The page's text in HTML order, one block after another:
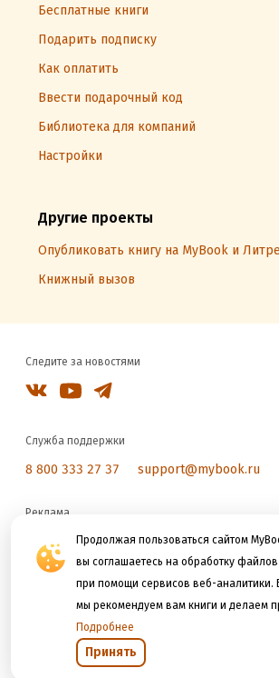
Продолжая пользоваться сайтом
вы соглашаетесь на обработку
при помощи сервисов веб-аналитики.
мы рекомендуем вам книги и делаем
Подробнее
Принять
Бесплатные книги
Подарить подписку
Как оплатить
Ввести подарочный код
Библиотека для компаний
Настройки
Другие проекты
Опубликовать книгу на MyBook и
Книжный вызов
Следите за новостями
Служба поддержки
8 800 333 27 37 support@mybook.ru
Реклама
reklama@litres.ru
Мы принимаем к оплате
Открыть в приложении